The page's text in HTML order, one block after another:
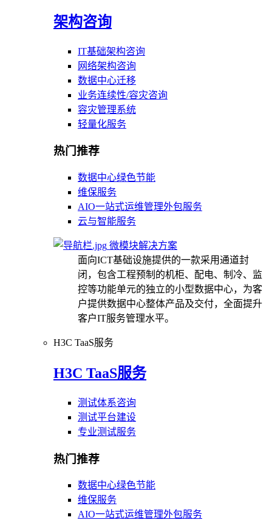
架构咨询
IT基础架构咨询
网络架构咨询
数据中心迁移
业务连续性/容灾咨询
容灾管理系统
轻量化服务
热门推荐
数据中心绿色节能
维保服务
AIO一站式运维管理外包服务
云与智能服务
微模块解决方案
面向ICT基础设施提供的一款采用通道封
闭，包含工程预制的机柜、配电、制冷、监
控等功能单元的独立的小型数据中心，为客
户提供数据中心整体产品及交付，全面提升
客户IT服务管理水平。
H3C TaaS服务
H3C TaaS服务
测试体系咨询
测试平台建设
专业测试服务
热门推荐
数据中心绿色节能
维保服务
AIO一站式运维管理外包服务